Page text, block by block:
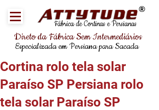
Fábrica de Cortinas e Persianas
®
Direto da Fábrica Sem Intermediários
Especializada em Persiana para Sacada
Cortina rolo tela solar
Paraíso SP Persiana rolo
tela solar Paraíso SP